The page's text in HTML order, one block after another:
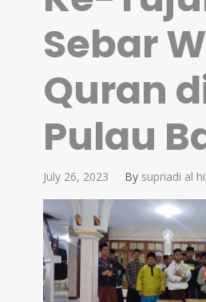
Sebar
Quran
Pulau
July 26, 2023 By supriadi al